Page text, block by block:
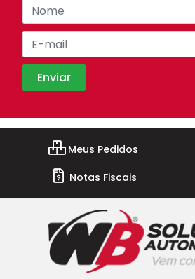
Meus Pedidos
Notas Fiscais